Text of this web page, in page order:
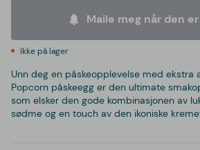
Maile meg når den
Ikke på lager
Unn deg en påskeopplevelse med ekstra
Popcorn påskeegg er den ultimate
som elsker den gode kombinasjonen av
sødme og en touch av den ikoniske